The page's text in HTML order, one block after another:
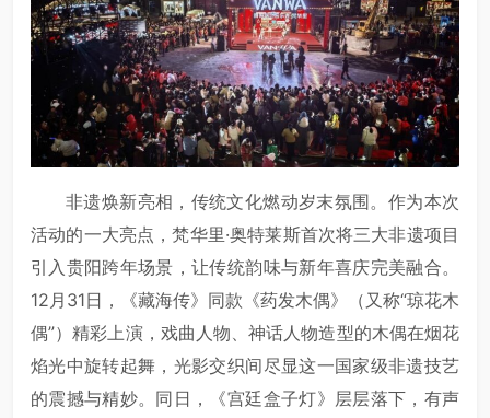
非遗焕新亮相，传统文化燃动岁末氛围。作为本次
活动的一大亮点，梵华里·奥特莱斯首次将三大非遗项目
引入贵阳跨年场景，让传统韵味与新年喜庆完美融合。
12月31日，《藏海传》同款《药发木偶》（又称“琼花木
偶”）精彩上演，戏曲人物、神话人物造型的木偶在烟花
焰光中旋转起舞，光影交织间尽显这一国家级非遗技艺
的震撼与精妙。同日，《宫廷盒子灯》层层落下，有声